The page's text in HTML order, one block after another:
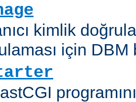
kimlik
için
programını